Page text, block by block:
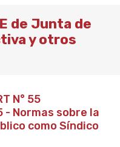
de Junta de
y otros
N° 55
- Normas sobre la
como Síndico